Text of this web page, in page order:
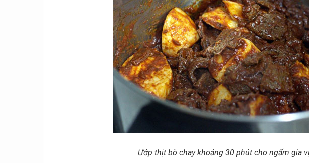
Ướp thịt bò chay khoảng 30 phút cho ngấm gia